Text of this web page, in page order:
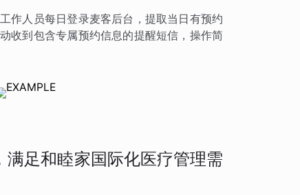
作人员每日登录麦客后台，提取当日有预约
收到包含专属预约信息的提醒短信，操作简
足和睦家国际化医疗管理需